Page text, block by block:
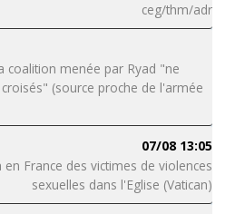
ceg/thm/adr
coalition menée par Ryad "ne
(source proche de l'armée
07/08 13:05
France des victimes de violences
sexuelles dans l'Eglise (Vatican)